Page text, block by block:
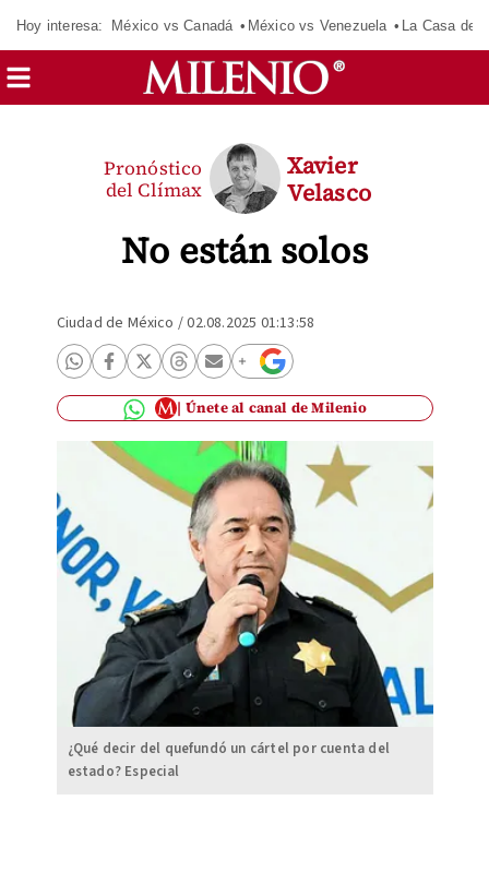
Hoy interesa: México vs Canadá México vs Venezuela La Casa de
No están solos
Pronóstico
del Clímax
Xavier
Velasco
Ciudad de México /02.08.2025 01:13:58
Únete al canal de Milenio
¿Qué decir del quefundó un cártel por cuenta del
estado? Especial